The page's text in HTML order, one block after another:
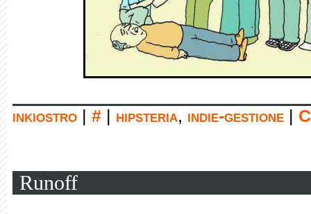
inkiostro # hipsteria, indie-gestione
Runoff